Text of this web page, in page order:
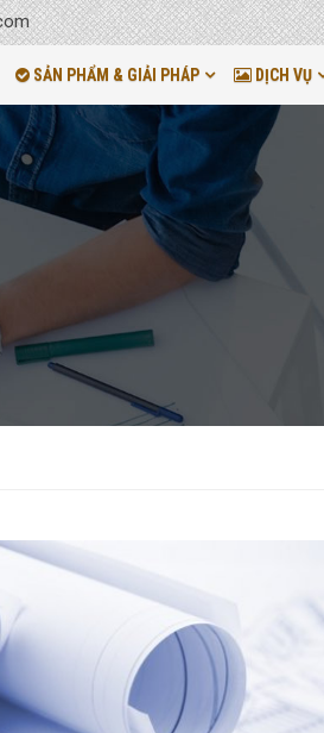
SẢN PHẨM & GIẢI PHÁP DỊCH VỤ